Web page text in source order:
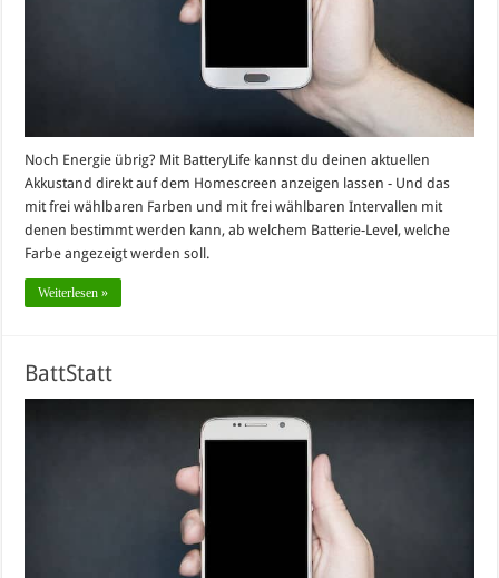
Noch Energie übrig? Mit BatteryLife kannst du deinen aktuellen
Akkustand direkt auf dem Homescreen anzeigen lassen - Und das
mit frei wählbaren Farben und mit frei wählbaren Intervallen mit
denen bestimmt werden kann, ab welchem Batterie-Level, welche
Farbe angezeigt werden soll.
Weiterlesen »
BattStatt